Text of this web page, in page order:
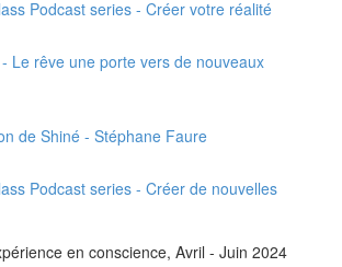
Podcast series - Créer votre réalité
Le rêve une porte vers de nouveaux
de Shiné - Stéphane Faure
Podcast series - Créer de nouvelles
en conscience, Avril - Juin 2024